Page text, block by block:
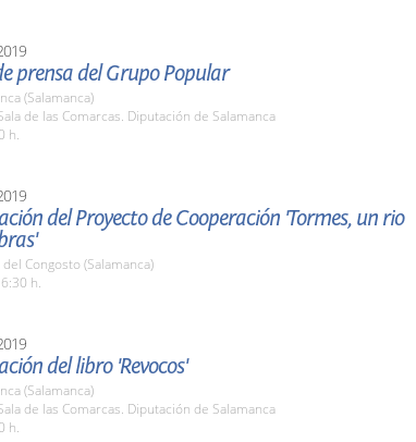
prensa del Grupo Popular
(Salamanca)
de las Comarcas. Diputación de Salamanca
h.
del Proyecto de Cooperación 'Tormes, un rio
Congosto (Salamanca)
h.
del libro 'Revocos'
(Salamanca)
de las Comarcas. Diputación de Salamanca
h.